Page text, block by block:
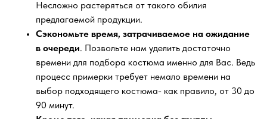
Несложно растеряться от такого обилия
предлагаемой продукции.
Сэкономьте время, затрачиваемое на ожидание
в очереди. Позвольте нам уделить достаточно
времени для подбора костюма именно для Вас. Ведь
процесс примерки требует немало времени на
выбор подходящего костюма- как правило, от 30 до
90 минут.